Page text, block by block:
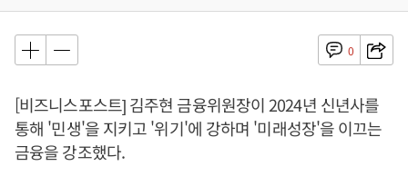
0
[비즈니스포스트] 김주현 금융위원장이 2024년 신년사를
통해 '민생'을 지키고 '위기'에 강하며 '미래성장'을 이끄는
금융을 강조했다.